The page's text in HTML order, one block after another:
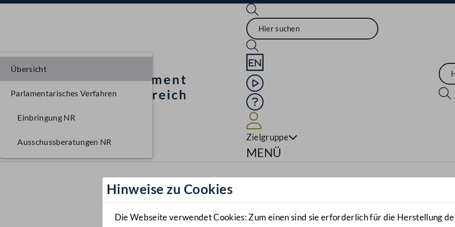
Sprache English
Mediathek
Hilfe
Zielgruppe
Navigationsmenü öffnen
MENÜ
Hinweise zu Cookies
Die Webseite verwendet Cookies: Zum einen sind sie erforderlich für die Herstellung
Übersicht
Parlamentarisches Verfahren
Einbringung NR
Ausschussberatungen NR